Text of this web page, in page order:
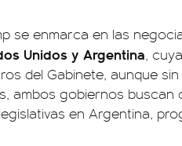
se enmarca en las
Unidos y Argentina,
del Gabinete, aunque
ambos gobiernos
en Argentina,